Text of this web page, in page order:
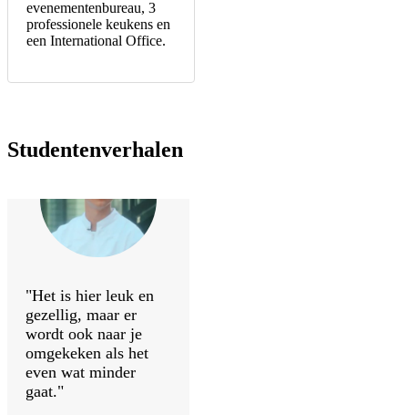
evenementenbureau, 3
professionele keukens en
een International Office.
Studentenverhalen
"Het is hier leuk en
gezellig, maar er
wordt ook naar je
omgekeken als het
even wat minder
gaat."